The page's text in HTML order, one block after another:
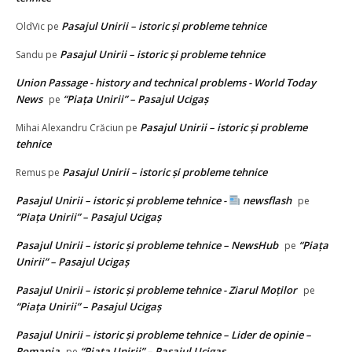
OldVic pe Pasajul Unirii – istoric și probleme tehnice
Sandu pe Pasajul Unirii – istoric și probleme tehnice
Union Passage - history and technical problems - World Today
News pe “Piața Unirii” – Pasajul Ucigaș
Mihai Alexandru Crăciun pe Pasajul Unirii – istoric și probleme
tehnice
Remus pe Pasajul Unirii – istoric și probleme tehnice
Pasajul Unirii – istoric și probleme tehnice -
newsflash pe
“Piața Unirii” – Pasajul Ucigaș
Pasajul Unirii – istoric și probleme tehnice – NewsHub pe “Piața
Unirii” – Pasajul Ucigaș
Pasajul Unirii – istoric și probleme tehnice - Ziarul Moților pe
“Piața Unirii” – Pasajul Ucigaș
Pasajul Unirii – istoric și probleme tehnice – Lider de opinie –